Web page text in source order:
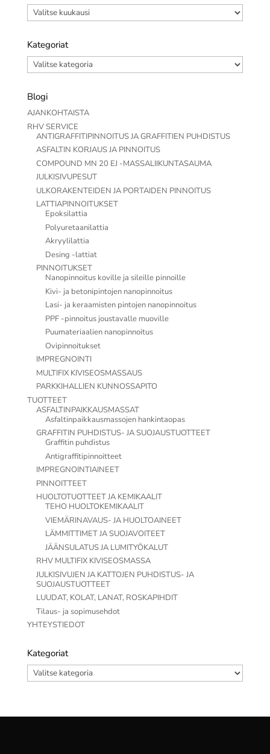
Arkistot
Kategoriat
Kategoriat
Blogi
AJANKOHTAISTA
RHV SERVICE
ANTIGRAFFITIPINNOITUS JA GRAFFITIEN PUHDISTUS
ASFALTIN KORJAUS JA PINNOITUS
COMPOUND MN 20 EJ -MASSALIIKUNTASAUMA
JULKISIVUPESUT
ULKORAKENTEIDEN JA PORTAIDEN PINNOITUS
LATTIAPINNOITUKSET
Epoksilattia
Polyuretaanilattia
Akryylilattia
Desing -lattiat
PINNOITUKSET
Nanopinnoitus koville ja sileille pinnoille
Kivi- ja betonipintojen nanopinnoitus
Lasi- ja keraamisten pintojen nanopinnoitus
PPF -pinnoitus joustavalle muoville
Puumateriaalien nanopinnoitus
Ovipinnoitukset
IMPREGNOINTI
MULTIFIX KIVISEOSMASSAUS
PARKKIHALLIEN KUNNOSSAPITO
TUOTTEET
ASFALTINPAIKKAUSMASSAT
Asfaltinpaikkausmassojen hankintaopas
GRAFFITIN PUHDISTUS- JA SUOJAUSTUOTTEET
Graffitin puhdistus
Antigraffitipinnoitteet
IMPREGNOINTIAINEET
PINNOITTEET
HUOLTOTUOTTEET JA KEMIKAALIT
TEHO HUOLTOKEMIKAALIT
VIEMÄRINAVAUS- JA HUOLTOAINEET
LÄMMITTIMET JA SUOJAVOITEET
JÄÄNSULATUS JA LUMITYÖKALUT
RHV MULTIFIX KIVISEOSMASSA
JULKISIVUJEN JA KATTOJEN PUHDISTUS- JA
SUOJAUSTUOTTEET
LUUDAT, KOLAT, LANAT, ROSKAPIHDIT
Tilaus- ja sopimusehdot
YHTEYSTIEDOT
Kategoriat
Kategoriat